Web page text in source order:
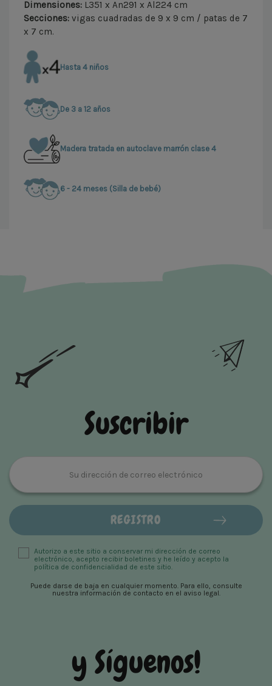
Dimensiones: L351 x An291 x Al224 cm
Secciones: vigas cuadradas de 9 x 9 cm / patas de 7
x 7 cm.
Hasta 4 niños
De 3 a 12 años
Madera tratada en autoclave marrón clase 4
6 - 24 meses (Silla de bebé)
Suscribir
Puede darse de baja en cualquier momento. Para ello, consulte
nuestra información de contacto en el aviso legal.
Autorizo ​​a este sitio a conservar mi dirección de correo
electrónico, acepto recibir boletines y he leído y acepto la
política de confidencialidad de este sitio.
y Síguenos!